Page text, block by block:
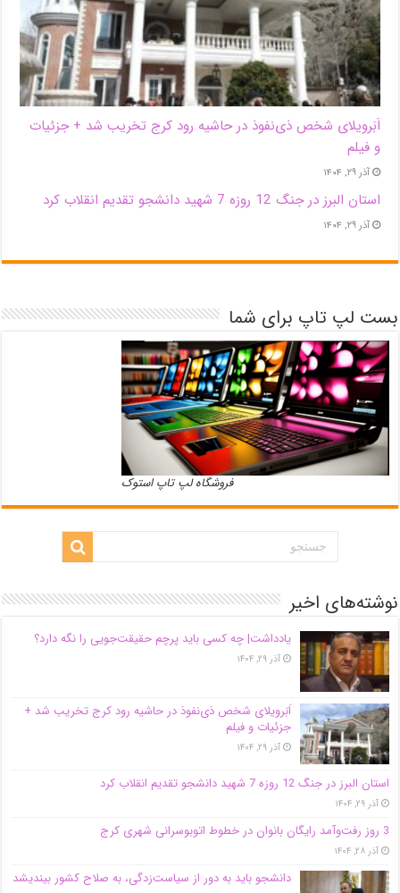
اَبَر‌ویلای شخص ذی‌نفوذ در حاشیه‌ رود کرج تخریب شد + جزئیات
و فیلم
آذر ۲۹, ۱۴۰۴
استان البرز در جنگ 12 روزه 7 شهید دانشجو تقدیم انقلاب کرد
آذر ۲۹, ۱۴۰۴
بست لپ تاپ برای شما
فروشگاه لپ تاپ استوک
نوشته‌های اخیر
یادداشت| ‌چه کسی باید پرچم حقیقت‌جویی را نگه دارد؟
آذر ۲۹, ۱۴۰۴
اَبَر‌ویلای شخص ذی‌نفوذ در حاشیه‌ رود کرج تخریب شد +
جزئیات و فیلم
آذر ۲۹, ۱۴۰۴
استان البرز در جنگ 12 روزه 7 شهید دانشجو تقدیم انقلاب کرد
آذر ۲۹, ۱۴۰۴
3 روز رفت‌وآمد رایگان بانوان در خطوط اتوبوسرانی شهری کرج
آذر ۲۸, ۱۴۰۴
دانشجو باید به دور از سیاست‌زدگی، به صلاح کشور بیندیشد